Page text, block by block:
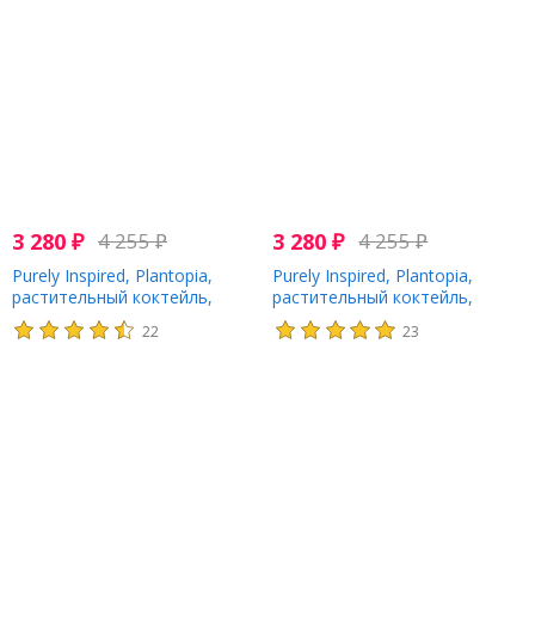
3 280 ₽ 4 255₽
Purely Inspired, Plantopia,
растительный коктейль,
клубника и банан, 640 г (1,41
фунта)
22
3 280₽ 4 255₽
Purely Inspired, Plantopia,
растительный коктейль,
таитянская ваниль, 628 г (1,38
фунта)
23